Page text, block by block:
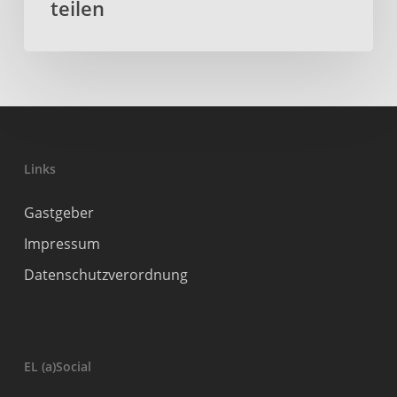
teilen
Links
Gastgeber
Impressum
Datenschutzverordnung
EL (a)Social